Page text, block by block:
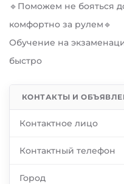
🔹Поможем не бояться
комфортно за рулем🔹
Обучение на
быстро
КОНТАКТЫ И
Контактное лицо
Контактный телефон
Город